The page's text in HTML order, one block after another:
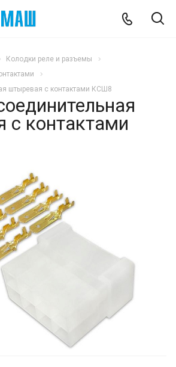
Колодки реле и разъемы
штыревая с контактами КСШ8
с контактами